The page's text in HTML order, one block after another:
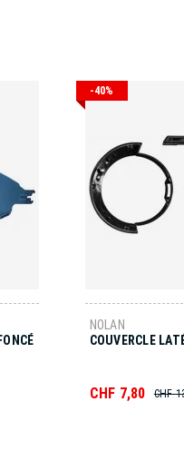
-40%
NOLAN
COUVERCLE
CHF 7,80 CHF